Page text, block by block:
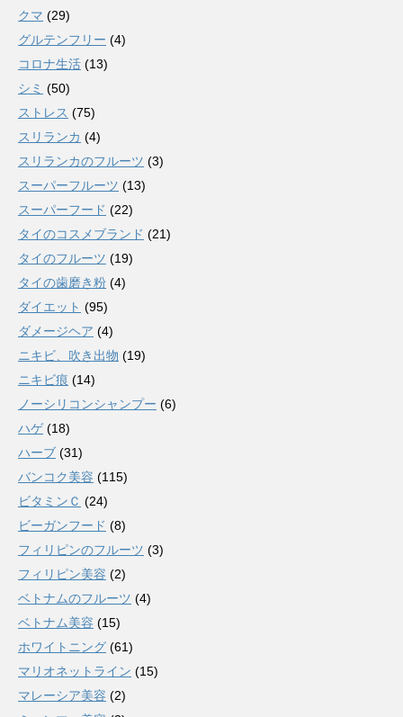
クマ (29)
グルテンフリー (4)
コロナ生活 (13)
シミ (50)
ストレス (75)
スリランカ (4)
スリランカのフルーツ (3)
スーパーフルーツ (13)
スーパーフード (22)
タイのコスメブランド (21)
タイのフルーツ (19)
タイの歯磨き粉 (4)
ダイエット (95)
ダメージヘア (4)
ニキビ、吹き出物 (19)
ニキビ痕 (14)
ノーシリコンシャンプー (6)
ハゲ(18)
ハーブ (31)
バンコク美容 (115)
ビタミンＣ (24)
ビーガンフード (8)
フィリピンのフルーツ (3)
フィリピン美容 (2)
ベトナムのフルーツ (4)
ベトナム美容 (15)
ホワイトニング (61)
マリオネットライン (15)
マレーシア美容 (2)